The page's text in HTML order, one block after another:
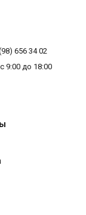
656 34 02
9:00 до 18:00